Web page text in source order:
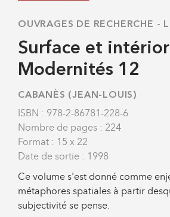
OUVRAGES DE RECHERCHE -
Surface et
Modernités 12
CABANÈS (JEAN-LOUIS)
ISBN : 978-2-86781-228-6
Nombre de pages : 224
Format : 15 x 22
Date de sortie : 1998
Ce volume s'est donné comme
métaphores spatiales à partir
subjectivité se pense.